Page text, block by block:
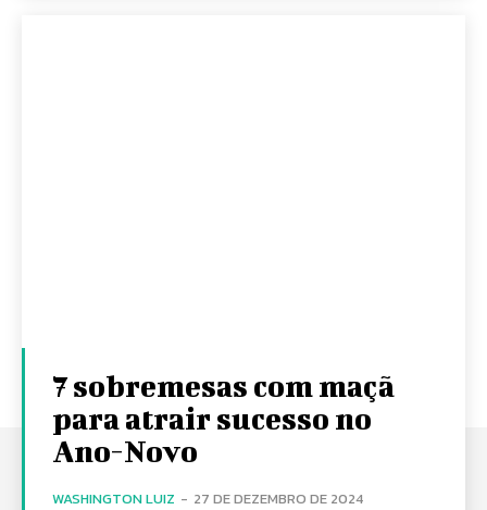
7 sobremesas com maçã
para atrair sucesso no
Ano-Novo
WASHINGTON LUIZ - 27 DE DEZEMBRO DE 2024